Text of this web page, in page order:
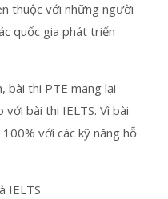
thuộc với những người
quốc gia phát triển
bài thi PTE mang lại
bài thi IELTS. Vì bài
với các kỹ năng hỗ
IELTS